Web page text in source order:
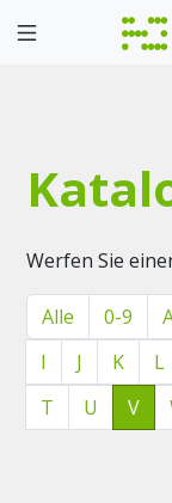
Werfen Sie
Alle 0-9
I
J K L
T
U V